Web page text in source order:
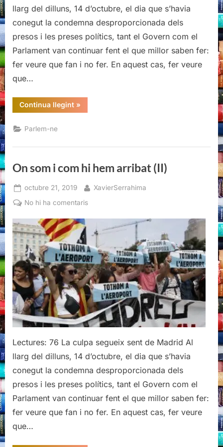
llarg del dilluns, 14 d’octubre, el dia que s’havia
conegut la condemna desproporcionada dels
presos i les preses polítics, tant el Govern com el
Parlament van continuar fent el que millor saben fer:
fer veure que fan i no fer. En aquest cas, fer veure
que…
Continua llegint“On
som
arribat
»
Parlem-ne
On som i com hi hem arribat (II)
Posted
on
octubre 21, 2019 By
XavierSerrahima
No hi ha comentarisa
com
hi
hem
arribat
(II)
Lectures: 76 La culpa segueix sent de Madrid Al
llarg del dilluns, 14 d’octubre, el dia que s’havia
conegut la condemna desproporcionada dels
presos i les preses polítics, tant el Govern com el
Parlament van continuar fent el que millor saben fer:
fer veure que fan i no fer. En aquest cas, fer veure
que…